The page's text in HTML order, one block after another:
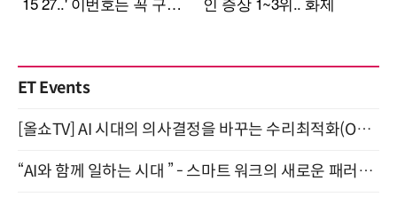
ET Events
[올쇼TV] AI 시대의 의사결정을 바꾸는 수리최적화(Optimization) 소개 (8/20 생방송)
“AI와 함께 일하는 시대 ” - 스마트 워크의 새로운 패러다임 (9/11)